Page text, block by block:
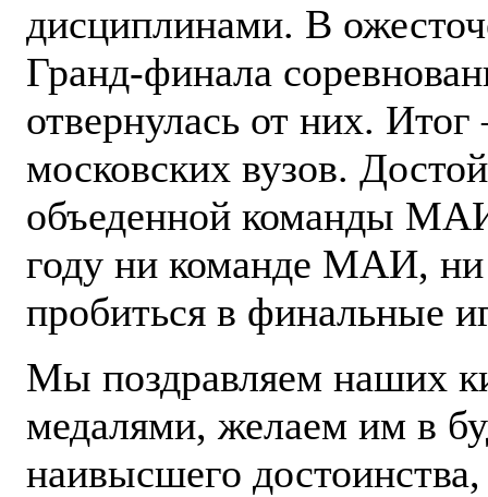
дисциплинами. В
Гранд-финала
отвернулась от них.
московских вузов.
объеденной команды
году ни команде МАИ,
пробиться в финальные
Мы поздравляем наших
медалями, желаем им в
наивысшего